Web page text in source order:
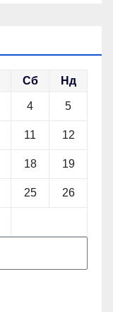
Сб Нд
4 5
11 12
18 19
25 26